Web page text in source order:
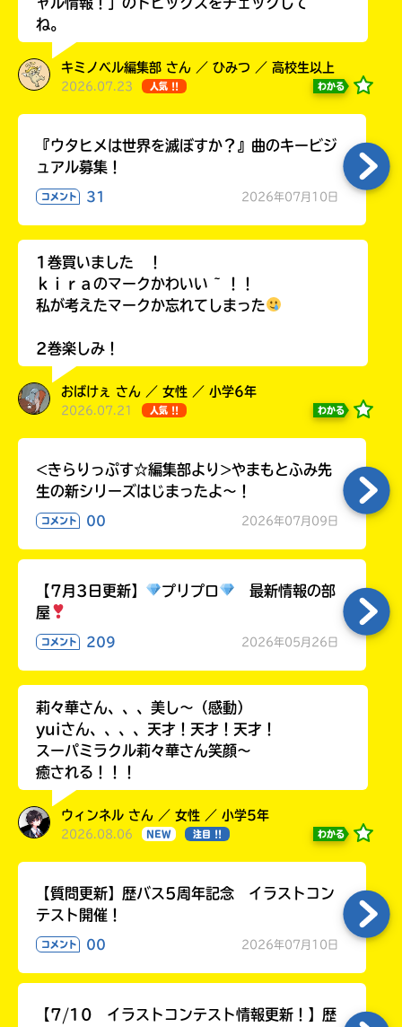
Loading
ね。
キミノベル編集部 さん ／ ひみつ ／ 高校生以上
2026.07.23 人気 !! わかる
『ウタヒメは世界を滅ぼすか？』曲のキービジ
ュアル募集！
コメント 31 2026年07月10日
1巻買いました ！
ｋｉｒａのマークかわいい ~ ！！
私が考えたマークか忘れてしまった
2巻楽しみ！
おばけぇ さん ／ 女性 ／ 小学6年
2026.07.21 人気 !! わかる
<きらりっぷす☆編集部より>やまもとふみ先
生の新シリーズはじまったよ～！
コメント 00 2026年07月09日
【7月3日更新】 プリプロ
最新情報の部
屋
コメント 209 2026年05月26日
莉々華さん、、、美し〜（感動）
yuiさん、、、、天才！天才！天才！
スーパミラクル莉々華さん笑顔〜
癒される！！！
ウィンネル さん ／ 女性 ／ 小学5年
2026.08.06 NEW 注目 !! わかる
【質問更新】歴バス5周年記念 イラストコン
テスト開催！
コメント 00 2026年07月10日
【7/10 イラストコンテスト情報更新！】歴
入
力
エ
あ
る
一
み
て
ね
る